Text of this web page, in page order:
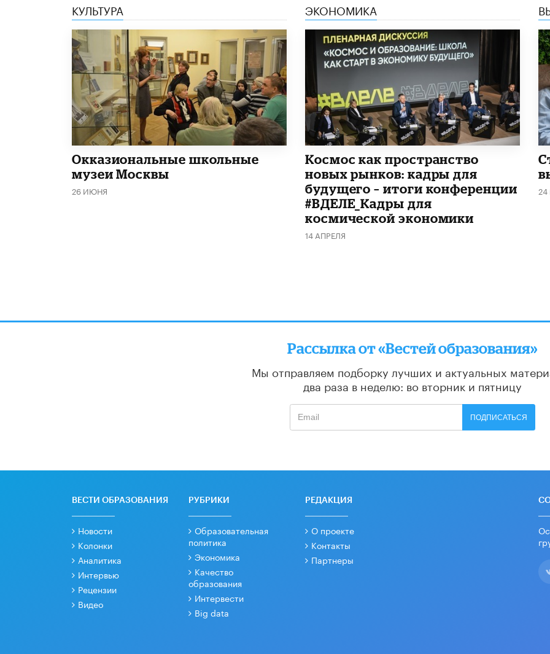
КУЛЬТУРА
​Окказиональные школьные
музеи Москвы
26 ИЮНЯ
ЭКОНОМИКА
Космос как пространство
новых рынков: кадры для
будущего – итоги конференции
#ВДЕЛЕ_Кадры для
космической экономики
14 АПРЕЛЯ
Рассылка от «Вестей образования»
Мы отправляем подборку лучших и актуальных
два раза в неделю: во вторник и пятницу
ПОДПИСАТЬСЯ
ВЕСТИ ОБРАЗОВАНИЯ
Новости
Колонки
Аналитика
Интервью
Рецензии
Видео
РУБРИКИ
Образовательная
политика
Экономика
Качество
образования
Интервести
Big data
РЕДАКЦИЯ
О проекте
Контакты
Партнеры